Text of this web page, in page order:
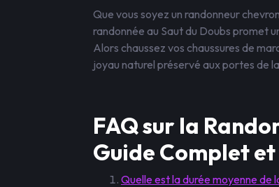
Que vous soyez un randonneur
randonnée au Saut du Doubs promet
Alors chaussez vos chaussures de
joyau naturel préservé aux portes de
FAQ sur la
Guide Complet
Quelle est la durée moyenne de